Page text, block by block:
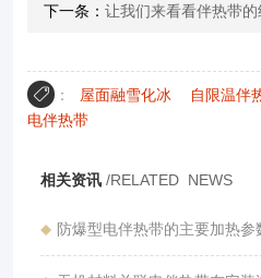
下一条： 让我们来看看伴热带的
： 屋面融雪化冰 自限温伴
电伴热带
相关资讯 /RELATED NEWS
防爆型电伴热带的主要加热参